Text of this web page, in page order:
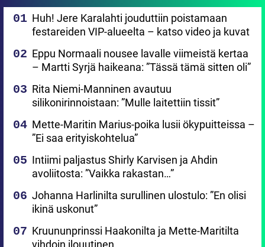
Huh! Jere Karalahti jouduttiin poistamaan
festareiden VIP-alueelta – katso video ja kuvat
Eppu Normaali nousee lavalle viimeistä kertaa
– Martti Syrjä haikeana: ”Tässä tämä sitten oli”
Rita Niemi-Manninen avautuu
silikonirinnoistaan: ”Mulle laitettiin tissit”
Mette-Maritin Marius-poika lusii ökypuitteissa –
”Ei saa erityiskohtelua”
Intiimi paljastus Shirly Karvisen ja Ahdin
avoliitosta: ”Vaikka rakastan…”
Johanna Harlinilta surullinen ulostulo: ”En olisi
ikinä uskonut”
Kruununprinssi Haakonilta ja Mette-Maritilta